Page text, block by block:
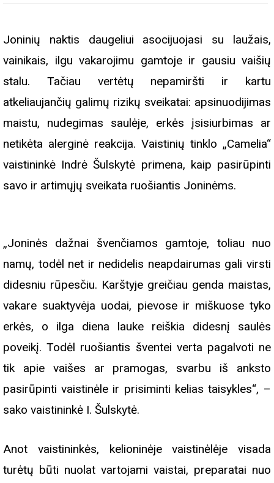
Joninių naktis daugeliui asocijuojasi su laužais,
vainikais, ilgu vakarojimu gamtoje ir gausiu vaišių
stalu. Tačiau vertėtų nepamiršti ir kartu
atkeliaujančių galimų rizikų sveikatai: apsinuodijimas
maistu, nudegimas saulėje, erkės įsisiurbimas ar
netikėta alerginė reakcija. Vaistinių tinklo „Camelia“
vaistininkė Indrė Šulskytė primena, kaip pasirūpinti
savo ir artimųjų sveikata ruošiantis Joninėms.
„Joninės dažnai švenčiamos gamtoje, toliau nuo
namų, todėl net ir nedidelis neapdairumas gali virsti
didesniu rūpesčiu. Karštyje greičiau genda maistas,
vakare suaktyvėja uodai, pievose ir miškuose tyko
erkės, o ilga diena lauke reiškia didesnį saulės
poveikį. Todėl ruošiantis šventei verta pagalvoti ne
tik apie vaišes ar pramogas, svarbu iš anksto
pasirūpinti vaistinėle ir prisiminti kelias taisykles“, –
sako vaistininkė I. Šulskytė.
Anot vaistininkės, kelioninėje vaistinėlėje visada
turėtų būti nuolat vartojami vaistai, preparatai nuo